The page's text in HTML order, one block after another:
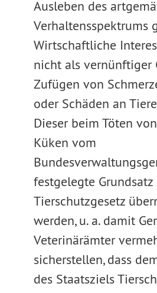
Ausleben des
Verhaltensspektrums
Wirtschaftliche
nicht als vernünftiger
Zufügen von
oder Schäden an
Dieser beim Töten
Küken vom
festgelegte Grundsatz
Tierschutzgesetz
werden, u. a. damit
Veterinärämter
sicherstellen, dass
des Staatsziels